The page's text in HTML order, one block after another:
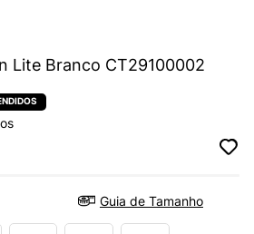
Lite Branco CT29100002
Guia de Tamanho